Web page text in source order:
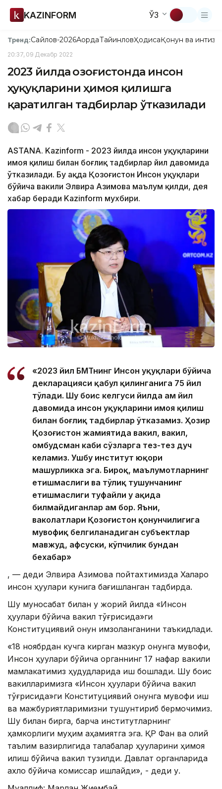
KAZINFORM ЎЗ
Тренд:Сайлов-2026АқордаТайинловҲодисаҚонун ва
20:37, 09 Декабр 2022
2023 йилда Қозоғистонда инсон
ҳуқуқларини ҳимоя қилишга
қаратилган тадбирлар ўтказилади
ASTANA. Kazinform - 2023 йилда инсон ҳуқуқларини
ҳимоя қилиш билан боғлиқ тадбирлар йил давомида
ўтказилади. Бу ҳақда Қозоғистон Инсон ҳуқуқлари
бўйича вакили Элвира Азимова маълум қилди, дея
хабар беради Kazinform мухбири.
«2023 йил БМТнинг Инсон ҳуқуқлари бўйича
декларацияси қабул қилинганига 75 йил
тўлади. Шу боис келгуси йилда ҳам йил
давомида инсон ҳуқуқларини ҳимоя қилиш
билан боғлиқ тадбирлар ўтказамиз. Ҳозир
Қозоғистон жамиятида вакил, вакил,
омбудсман каби сўзларга тез-тез дуч
келамиз. Ушбу институт юқори
машҳурликка эга. Бироқ, маълумотларнинг
етишмаслиги ва тўлиқ тушунчанинг
етишмаслиги туфайли у ҳақида
билмайдиганлар ҳам бор. Яъни,
ваколатлари Қозоғистон қонунчилигига
мувофиқ белгиланадиган субъектлар
мавжуд, афсуски, кўпчилик бундан
бехабар»
, — деди Элвира Азимова пойтахтимизда Халқаро
инсон ҳуқуқлари кунига бағишланган тадбирда.
Шу муносабат билан у жорий йилда «Инсон
ҳуқуқлари бўйича вакил тўғрисида»ги
Конституциявий қонун имзоланганини таъкидлади.
«18 ноябрдан кучга кирган мазкур қонунга мувофиқ,
Инсон ҳуқуқлари бўйича органнинг 17 нафар вакили
мамлакатимиз ҳудудларида иш бошлади. Шу боис
вакилларимизга «Инсон ҳуқуқлари бўйича вакил
тўғрисида»ги Конституциявий қонунга мувофиқ иш
ва мажбуриятларимизни тушунтириб бермоқчимиз.
Шу билан бирга, барча институтларнинг
ҳамкорлиги муҳим аҳамиятга эга. ҚР Фан ва олий
таълим вазирлигида талабалар ҳуқуқларини ҳимоя
қилиш бўйича вакил тузилди. Давлат органларида
ахлоқ бўйича комиссар ишлайди», - деди у.